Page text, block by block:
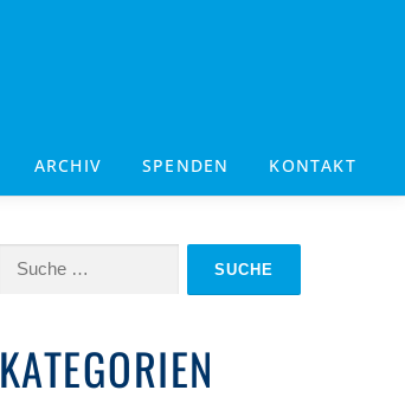
ARCHIV SPENDEN KONTAKT
Suche
KATEGORIEN